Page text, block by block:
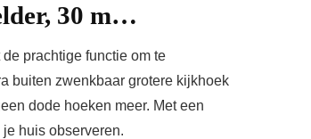
30 m…
de prachtige functie om te
buiten zwenkbaar grotere kijkhoek
dode hoeken meer. Met een
huis observeren.